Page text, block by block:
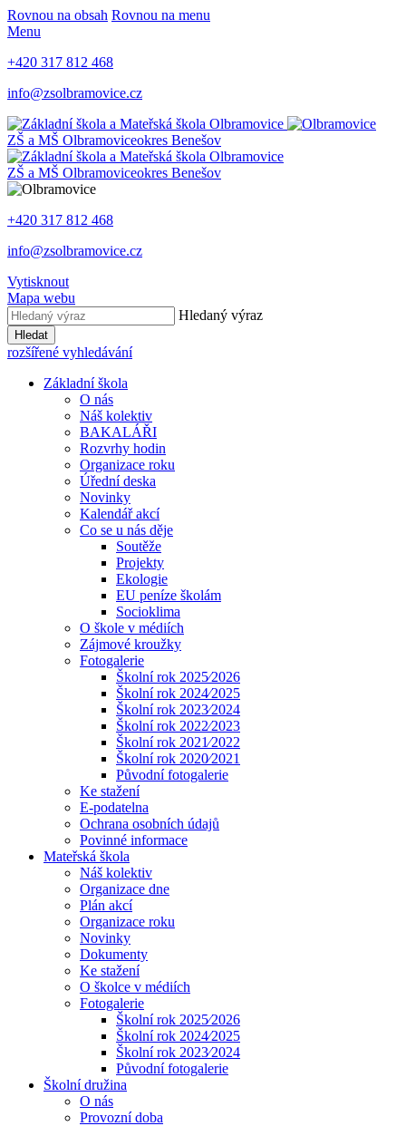
Rovnou na obsah Rovnou na menu
Menu
+420 317 812 468
info@zsolbramovice.cz
ZŠ a MŠ Olbramoviceokres Benešov
ZŠ a MŠ Olbramoviceokres Benešov
+420 317 812 468
info@zsolbramovice.cz
Vytisknout
Mapa webu
Hledaný výraz
Hledat
rozšířené vyhledávání
Základní škola
O nás
Náš kolektiv
BAKALÁŘI
Rozvrhy hodin
Organizace roku
Úřední deska
Novinky
Kalendář akcí
Co se u nás děje
Soutěže
Projekty
Ekologie
EU peníze školám
Socioklima
O škole v médiích
Zájmové kroužky
Fotogalerie
Školní rok 2025⁄2026
Školní rok 2024⁄2025
Školní rok 2023⁄2024
Školní rok 2022⁄2023
Školní rok 2021⁄2022
Školní rok 2020⁄2021
Původní fotogalerie
Ke stažení
E-podatelna
Ochrana osobních údajů
Povinné informace
Mateřská škola
Náš kolektiv
Organizace dne
Plán akcí
Organizace roku
Novinky
Dokumenty
Ke stažení
O školce v médiích
Fotogalerie
Školní rok 2025⁄2026
Školní rok 2024⁄2025
Školní rok 2023⁄2024
Původní fotogalerie
Školní družina
O nás
Provozní doba